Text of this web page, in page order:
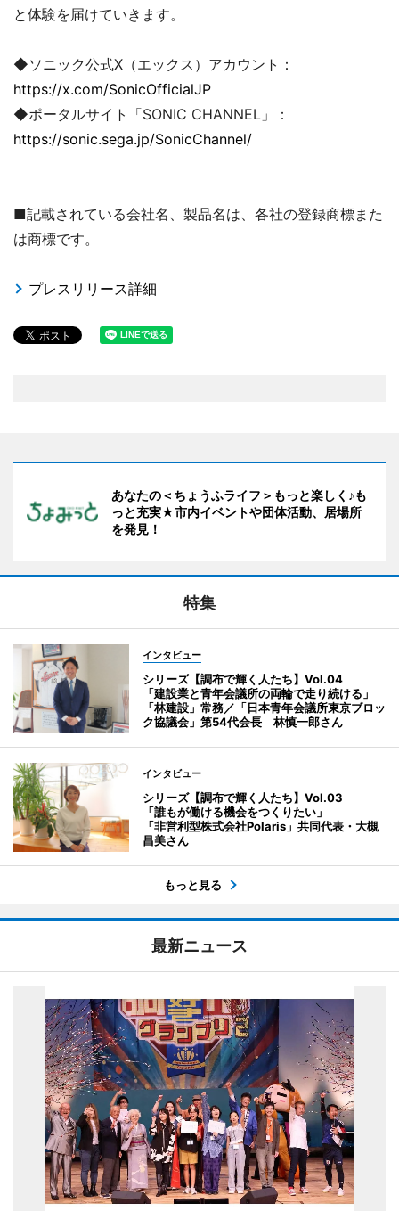
と体験を届けていきます。
◆ソニック公式X（エックス）アカウント：
https://x.com/SonicOfficialJP
◆ポータルサイト「SONIC CHANNEL」：
https://sonic.sega.jp/SonicChannel/
■記載されている会社名、製品名は、各社の登録商標また
は商標です。
プレスリリース詳細
あなたの＜ちょうふライフ＞もっと楽しく♪も
っと充実★市内イベントや団体活動、居場所
を発見！
特集
インタビュー
シリーズ【調布で輝く人たち】Vol.04
「建設業と青年会議所の両輪で走り続ける」
「林建設」常務／「日本青年会議所東京ブロッ
ク協議会」第54代会長 林慎一郎さん
インタビュー
シリーズ【調布で輝く人たち】Vol.03
「誰もが働ける機会をつくりたい」
「非営利型株式会社Polaris」共同代表・大槻
昌美さん
もっと見る
最新ニュース